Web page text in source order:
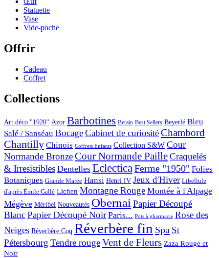
Statuette
Vase
Vide-poche
Offrir
Cadeau
Coffret
Collections
Art déco "1920" Azor Barbotines Berain Best Sellers Beyerlé Bleu
Salé / Sanséau BocageCabinet de curiositéChambord
Chantilly Chinois Coffrets Enfants Collection S&W Cour
Normande BronzeCour Normande PailleCraquelés
& Irresistibles Dentelles EclecticaFerme "1950" Folies
Botaniques Grande Marée Hansi Henri IV Jeux d'Hiver Libellule
d'après Émile Gallé Lichen Montagne Rouge Montée à l'Alpage
Mégève Méribel Nouveautés ObernaiPapier Découpé
BlancPapier Découpé Noir Paris... Pots à pharmacie Rose des
Neiges Réverbère Coq Réverbère fin Spa St
Pétersbourg Tendre rougeVent de Fleurs Zaza Rouge et
Noir